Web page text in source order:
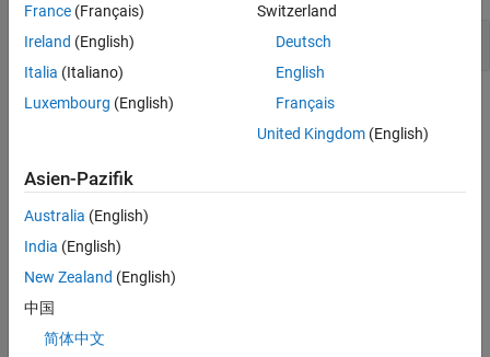
Use of Function in tgmath.h
Check Information
Category:Advisory
AGC Category:Advisory
PQL Name: std.misra_c_2023.R21_11
Version History
Introduced in R2024a
See Also
France (Français)
Ireland (English)
Italia (Italiano)
Luxembourg (English)
Switzerland
Deutsch
English
Français
United Kingdom(English)
Asien-Pazifik
Australia (English)
India (English)
New Zealand (English)
中国
简体中文